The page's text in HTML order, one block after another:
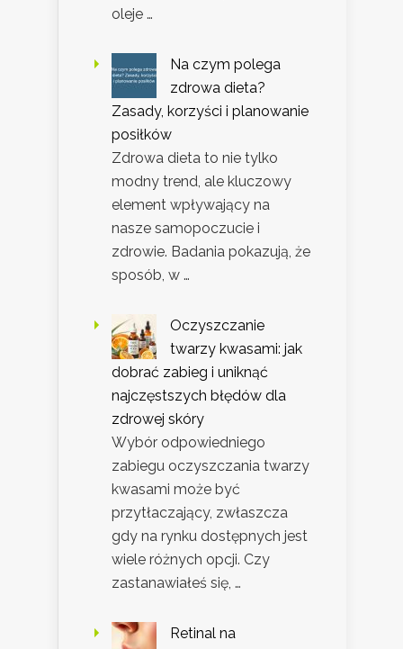
oleje …
Na czym polega
zdrowa dieta?
Zasady, korzyści i planowanie
posiłków
Zdrowa dieta to nie tylko
modny trend, ale kluczowy
element wpływający na
nasze samopoczucie i
zdrowie. Badania pokazują, że
sposób, w …
Oczyszczanie
twarzy kwasami: jak
dobrać zabieg i uniknąć
najczęstszych błędów dla
zdrowej skóry
Wybór odpowiedniego
zabiegu oczyszczania twarzy
kwasami może być
przytłaczający, zwłaszcza
gdy na rynku dostępnych jest
wiele różnych opcji. Czy
zastanawiałeś się, …
Retinal na